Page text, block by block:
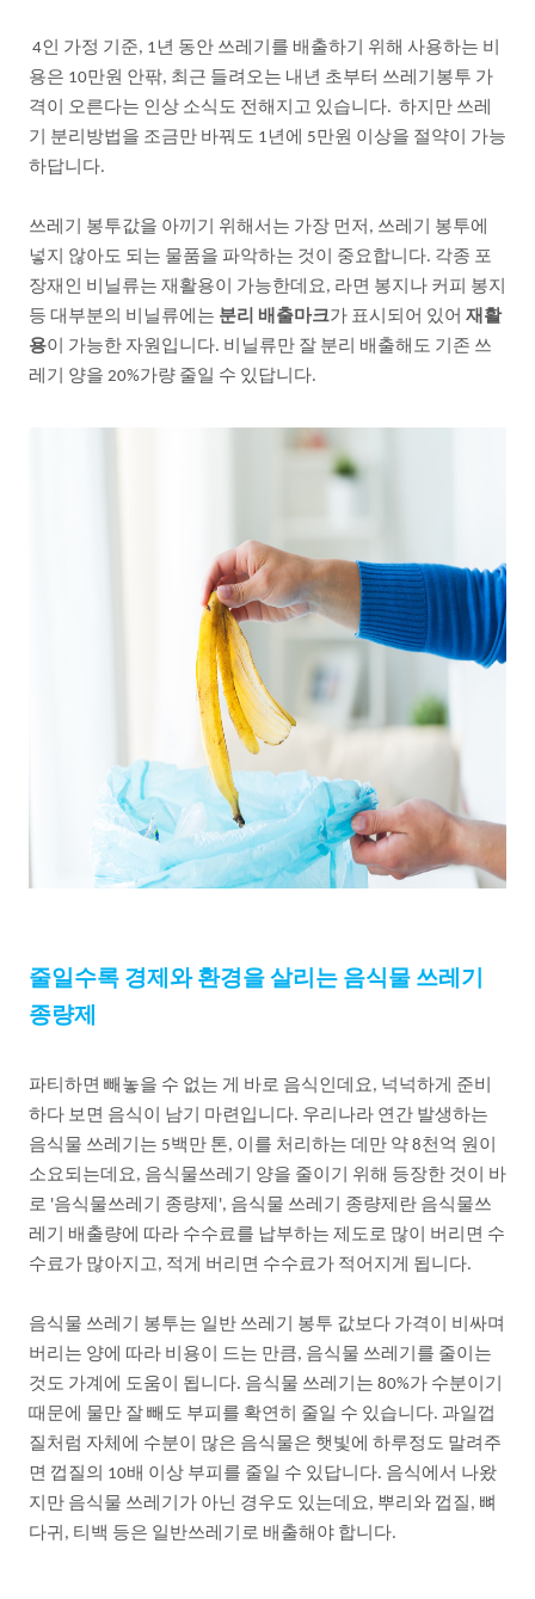
4인 가정 기준, 1년 동안 쓰레기를 배출하기 위해 사용하는 비
용은 10만원 안팎, 최근 들려오는 내년 초부터 쓰레기봉투 가
격이
오른다는 인상 소식도 전해지고 있습니다. 하지만 쓰레
기
분리방법을 조금만 바꿔도 1년에 5만원 이상을 절약이
가능
하답니다.
쓰레기 봉투값을 아끼기 위해서는 가장 먼저 , 쓰레기
봉투에
넣지 않아도 되는 물품을 파악하는 것이 중요합니다. 각종 포
장재인
비닐류는 재활용이 가능한데요 , 라면 봉지나 커피 봉지
등 대부분의 비닐류에는 분리 배출마크가 표시되어 있어 재활
용이 가능한 자원입니다. 비닐류만 잘 분리 배출해도 기존 쓰
레기
양을 20%가량 줄일 수 있답니다.
줄일수록 경제와 환경을살리는 음식물 쓰레기
종량제
파티하면 빼놓을 수 없는 게 바로 음식인데요 , 넉넉하게 준비
하다 보면 음식이 남기 마련입니다. 우리나라 연간 발생하는
음식물 쓰레기는 5백만 톤, 이를 처리하는 데만 약 8천억 원이
소요되는데요 , 음식물쓰레기 양을 줄이기 위해 등장한 것이
바
로 '음식물쓰레기 종량제 ', 음식물 쓰레기 종량제란 음식물쓰
레기
배출량에 따라 수수료를 납부하는 제도로 많이 버리면 수
수료가 많아지고 , 적게 버리면 수수료가 적어지게 됩니다.
음식물 쓰레기 봉투는 일반 쓰레기 봉투 값보다 가격이
비싸며
버리는 양에 따라 비용이 드는 만큼, 음식물 쓰레기를 줄이는
것도 가계에 도움이 됩니다. 음식물 쓰레기는 80%가 수분이기
때문에 물만 잘빼도 부피를 확연히 줄일 수 있습니다. 과일껍
질처럼 자체에 수분이 많은 음식물은 햇빛에 하루정도 말려주
면 껍질의 10배 이상 부피를 줄일 수 있답니다. 음식에서 나왔
지만 음식물 쓰레기가 아닌 경우도 있는데요 , 뿌리와 껍질 , 뼈
다귀 , 티백 등은 일반쓰레기로 배출해야 합니다.